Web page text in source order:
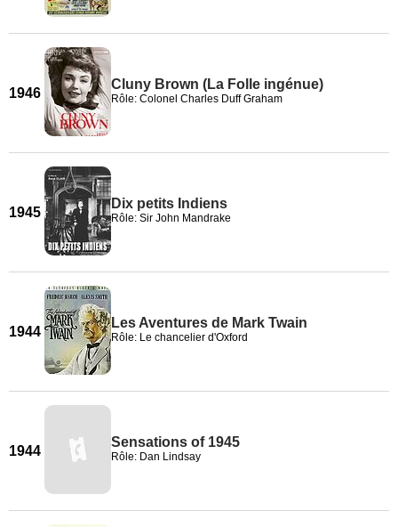
1946
Cluny Brown (La Folle ingénue)
Rôle: Colonel Charles Duff Graham
1945
Dix petits Indiens
Rôle: Sir John Mandrake
1944
Les Aventures de Mark Twain
Rôle: Le chancelier d'Oxford
1944
Sensations of 1945
Rôle: Dan Lindsay